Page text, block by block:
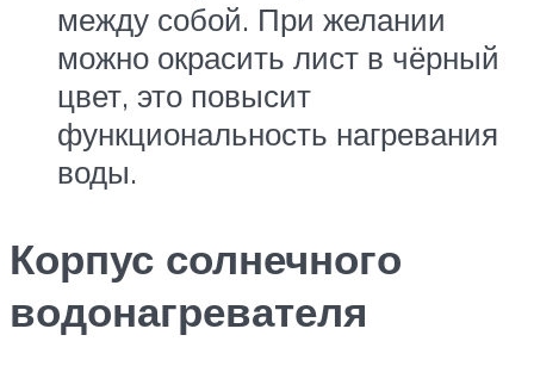
между собой. При желании
можно окрасить лист в чёрный
цвет, это повысит
функциональность нагревания
воды.
Корпус солнечного
водонагревателя